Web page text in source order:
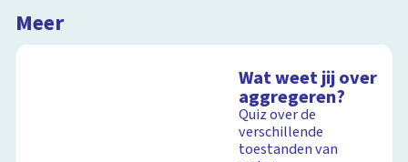
Meer
Wat weet jij over
aggregeren?
Quiz over de
verschillende
toestanden van